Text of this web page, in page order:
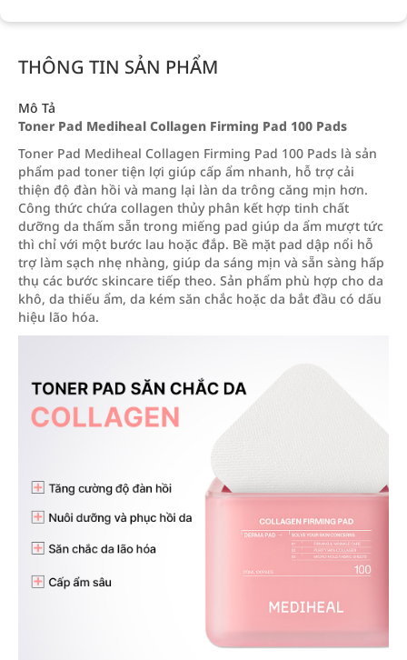
THÔNG TIN SẢN PHẨM
Mô Tả
Toner Pad Mediheal Collagen Firming Pad 100 Pads
Toner Pad Mediheal Collagen Firming Pad 100 Pads là sản
phẩm pad toner tiện lợi giúp cấp ẩm nhanh, hỗ trợ cải
thiện độ đàn hồi và mang lại làn da trông căng mịn hơn.
Công thức chứa collagen thủy phân kết hợp tinh chất
dưỡng da thấm sẵn trong miếng pad giúp da ẩm mượt tức
thì chỉ với một bước lau hoặc đắp. Bề mặt pad dập nổi hỗ
trợ làm sạch nhẹ nhàng, giúp da sáng mịn và sẵn sàng hấp
thụ các bước skincare tiếp theo. Sản phẩm phù hợp cho da
khô, da thiếu ẩm, da kém săn chắc hoặc da bắt đầu có dấu
hiệu lão hóa.